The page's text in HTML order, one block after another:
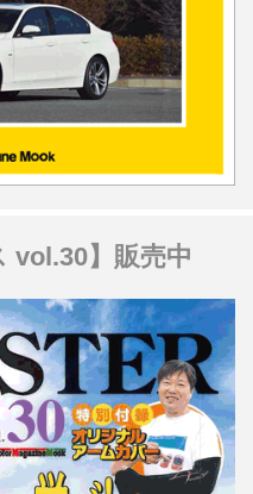
vol.30】販売中